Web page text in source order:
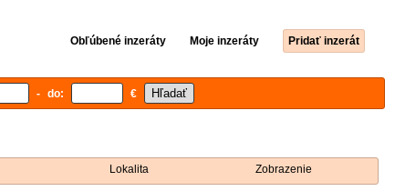
Obľúbené inzeráty Moje inzeráty Pridať inzerát
- do: €
Lokalita Zobrazenie